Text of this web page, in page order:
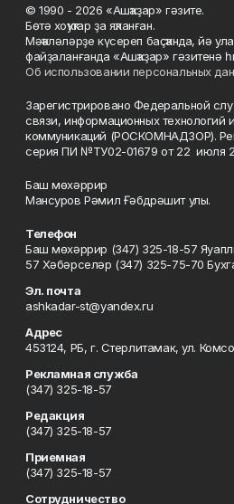
© 1990 - 2026 «Ашҡаҙар» гәзите.
Бөтә хоҡуҡтар ҙа яҡланған.
Мәҡәләләрҙе күсереп баҫҡанда, йә
файҙаланғанда «Ашҡаҙар» гәзитенә
Об использовании персональных
Зарегистрировано Федеральной
связи, информационных технологий
коммуникаций (РОСКОМНАДЗОР).
серия ПИ №ТУ02-01679 от 22 июля
Баш мөхәррир
Мансуров Рәмил Ғәбдрәшит улы.
Телефон
Баш мөхәррир (347) 325-18-57
57 Хәбәрселәр (347) 325-75-70
Эл. почта
ashkadar-st@yandex.ru
Адрес
453124, РБ, г. Стерлитамак, ул.
Рекламная служба
(347) 325-18-57
Редакция
(347) 325-18-57
Приемная
(347) 325-18-57
Сотрудничество